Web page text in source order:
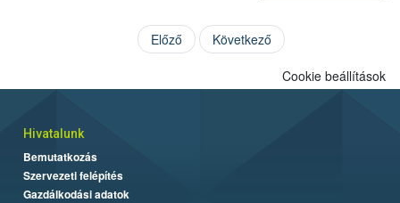
Előző Következő
Cookie beállítások
Hivatalunk
Bemutatkozás
Szervezeti felépítés
Gazdálkodási adatok